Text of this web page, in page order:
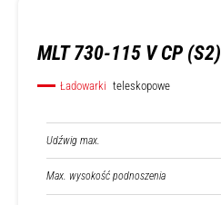
MLT 730-115 V CP (S2)
Ładowarki teleskopowe
Udźwig max.
Max. wysokość podnoszenia